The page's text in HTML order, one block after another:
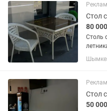
Стол
80
Столь
стол 4
Стол
50